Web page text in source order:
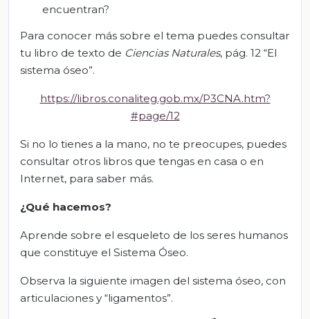
encuentran?
Para conocer más sobre el tema puedes consultar
tu libro de texto de Ciencias Naturales, pág. 12 “El
sistema óseo”.
https://libros.conaliteg.gob.mx/P3CNA.htm?
#page/12
Si no lo tienes a la mano, no te preocupes, puedes
consultar otros libros que tengas en casa o en
Internet, para saber más.
¿Qué hacemos?
Aprende sobre el esqueleto de los seres humanos
que constituye el Sistema Óseo.
Observa la siguiente imagen del sistema óseo, con
articulaciones y “ligamentos”.